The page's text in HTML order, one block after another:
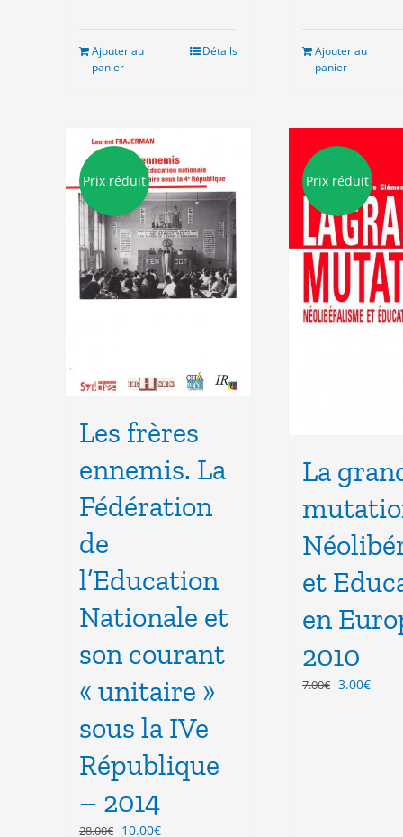
Ajouter au
panier
Détails
Ajouter au
panier
Prix réduit
Les frères
ennemis. La
Fédération
de
l’Education
Nationale et
son courant
« unitaire »
sous la IVe
République
– 2014
28.00€ Le
10.00€Le
Prix réduit
La
et
en
2010
7.00€ Le
3.00€Le